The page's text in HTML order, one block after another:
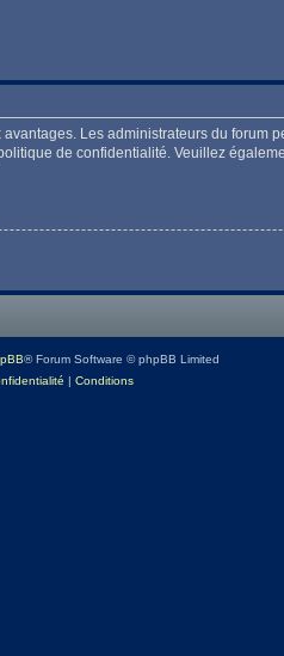
Les administrateurs du
de confidentialité. Veuillez
® Forum Software © phpBB Limited
| Conditions